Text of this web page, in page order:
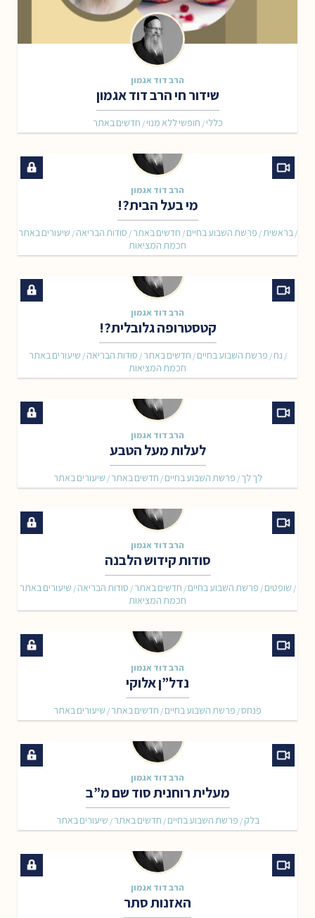
הרב דוד אגמון
שידור חי הרב דוד אגמון
חדשים באתר /חופשי ללא מנוי /כללי
הרב דוד אגמון
מי בעל הבית?!
שיעורים באתר / סודות הבריאה / חדשים באתר / פרשת השבוע בחיים /בראשית /
חכמת המציאות
הרב דוד אגמון
קטסטרופה גלובלית?!
שיעורים באתר / סודות הבריאה / חדשים באתר / פרשת השבוע בחיים / נח /
חכמת המציאות
הרב דוד אגמון
לעלות מעל הטבע
שיעורים באתר / חדשים באתר / פרשת השבוע בחיים /לך לך
הרב דוד אגמון
סודות קידוש הלבנה
שיעורים באתר / סודות הבריאה / חדשים באתר / פרשת השבוע בחיים / שופטים /
חכמת המציאות
הרב דוד אגמון
נדל”ן אלוקי
שיעורים באתר / חדשים באתר / פרשת השבוע בחיים /פנחס
הרב דוד אגמון
מעלית רוחנית סוד שם מ”ב
שיעורים באתר / חדשים באתר / פרשת השבוע בחיים / בלק
הרב דוד אגמון
האזנות סתר